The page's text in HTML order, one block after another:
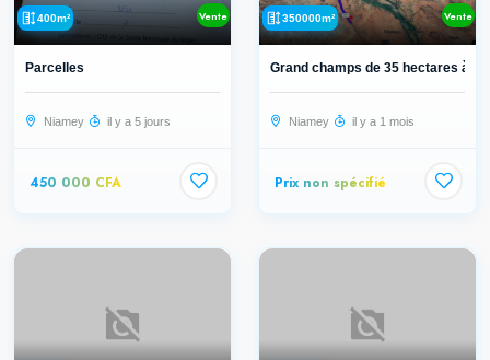
400m² Vente
Parcelles
Niamey il y a 5 jours
450 000 CFA
350000m² Vente
Grand champs de 35 hectares à
Niamey il y a 1 mois
Prix non spécifié